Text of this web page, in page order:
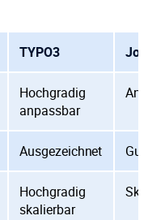
TYPO3
Hochgradig
anpassbar
Ausgezeichnet Gut
Hochgradig
skalierbar